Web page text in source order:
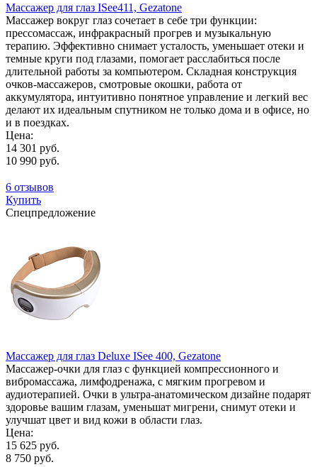
Массажер для глаз ISee411, Gezatone
Массажер вокруг глаз сочетает в себе три функции:
прессомассаж, инфракрасный прогрев и музыкальную
терапию. Эффективно снимает усталость, уменьшает отеки и
темные круги под глазами, помогает расслабиться после
длительной работы за компьютером. Складная конструкция
очков-массажеров, смотровые окошки, работа от
аккумулятора, интуитивно понятное управление и легкий вес
делают их идеальным спутником не только дома и в офисе, но
и в поездках.
Цена:
14 301 руб.
10 990 руб.
6 отзывов
Купить
Спецпредложение
Массажер для глаз Deluxe ISee 400, Gezatone
Массажер-очки для глаз с функцией компрессионного и
вибромассажа, лимфодренажа, с мягким прогревом и
аудиотерапией. Очки в ультра-анатомическом дизайне подарят
здоровье вашим глазам, уменьшат мигрени, снимут отеки и
улучшат цвет и вид кожи в области глаз.
Цена:
15 625 руб.
8 750 руб.